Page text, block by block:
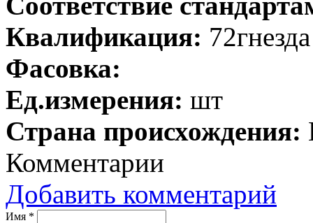
Квалификация: 72гнезда
Фасовка:
Ед.измерения: шт
Страна происхождения:
Комментарии
Добавить комментарий
Имя *